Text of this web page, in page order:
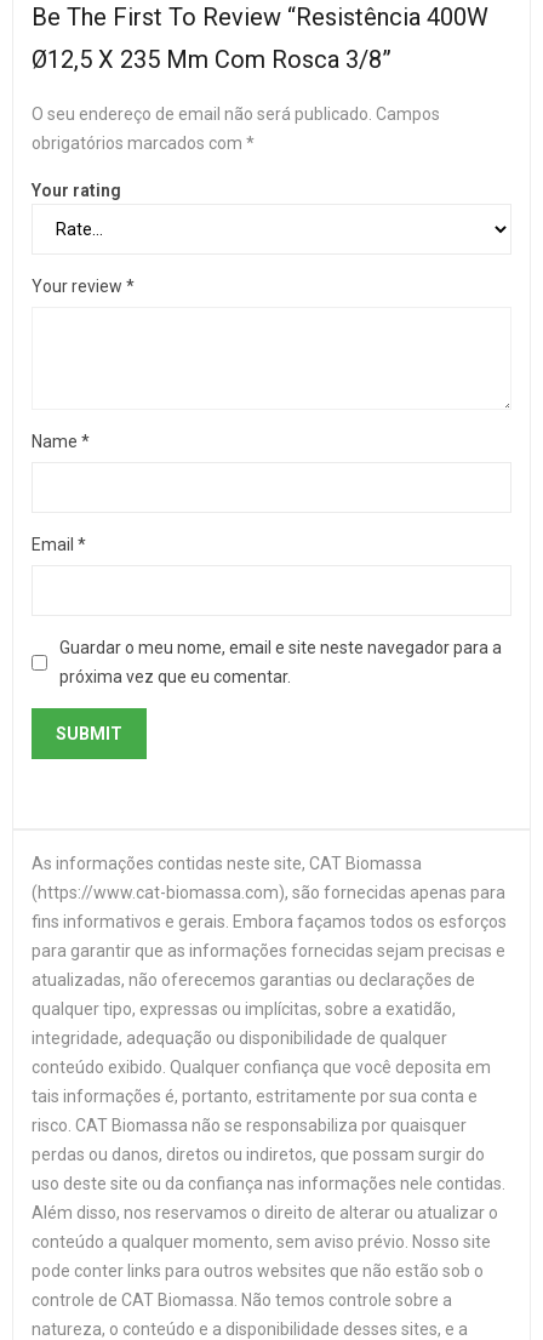
Be The First To Review “Resistência 400W
Ø12,5 X 235 Mm Com Rosca 3/8”
O seu endereço de email não será publicado. Campos
obrigatórios marcados com *
Your rating
Your review *
Name *
Email *
Guardar o meu nome, email e site neste navegador para a
próxima vez que eu comentar.
As informações contidas neste site, CAT Biomassa
(https://www.cat-biomassa.com), são fornecidas apenas para
fins informativos e gerais. Embora façamos todos os esforços
para garantir que as informações fornecidas sejam precisas e
atualizadas, não oferecemos garantias ou declarações de
qualquer tipo, expressas ou implícitas, sobre a exatidão,
integridade, adequação ou disponibilidade de qualquer
conteúdo exibido. Qualquer confiança que você deposita em
tais informações é, portanto, estritamente por sua conta e
risco. CAT Biomassa não se responsabiliza por quaisquer
perdas ou danos, diretos ou indiretos, que possam surgir do
uso deste site ou da confiança nas informações nele contidas.
Além disso, nos reservamos o direito de alterar ou atualizar o
conteúdo a qualquer momento, sem aviso prévio. Nosso site
pode conter links para outros websites que não estão sob o
controle de CAT Biomassa. Não temos controle sobre a
natureza, o conteúdo e a disponibilidade desses sites, e a